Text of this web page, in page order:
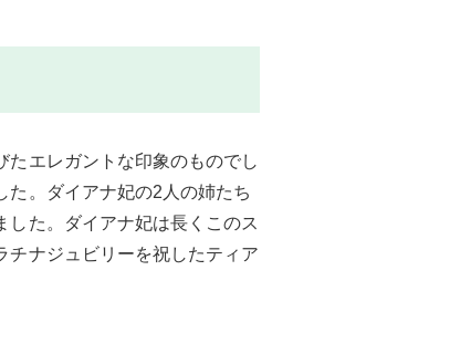
エレガントな印象のものでし
た。ダイアナ妃の2人の姉たち
した。ダイアナ妃は長くこのス
チナジュビリーを祝したティア